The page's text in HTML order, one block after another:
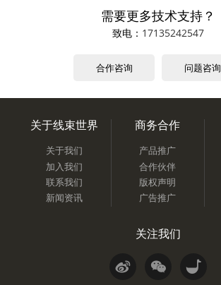
需要更多技术支持？
致电： 17135242547
合作咨询 问题咨询
关于线束世界
关于我们
加入我们
联系我们
新闻资讯
商务合作
产品推广
合作伙伴
版权声明
广告推广
关注我们